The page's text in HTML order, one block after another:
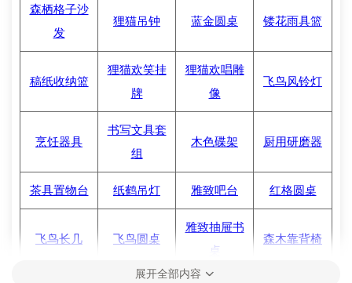
森栖格子沙
发
狸猫吊钟 蓝金圆桌 镂花雨具篮
稿纸收纳篮
狸猫欢笑挂
牌
狸猫欢唱雕
像
飞鸟风铃灯
烹饪器具
书写文具套
组
木色碟架 厨用研磨器
茶具置物台 纸鹤吊灯 雅致吧台 红格圆桌
飞鸟长几 飞鸟圆桌
雅致抽屉书
桌
森木靠背椅
展开全部内容